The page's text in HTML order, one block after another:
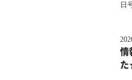
日
情